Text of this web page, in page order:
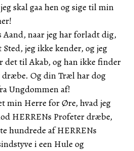
skal gaa hen og sige til min
Aand, naar jeg har forladt dig,
jeg ikke kender, og jeg
det til Akab, og han ikke finder
Og din Træl har dog
Ungdommen af!
min Herre for Øre, hvad jeg
HERRENs Profeter dræbe,
hundrede af HERRENs
i een Hule og